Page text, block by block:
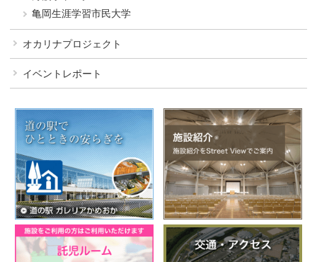
亀岡生涯学習市民大学
オカリナプロジェクト
イベントレポート